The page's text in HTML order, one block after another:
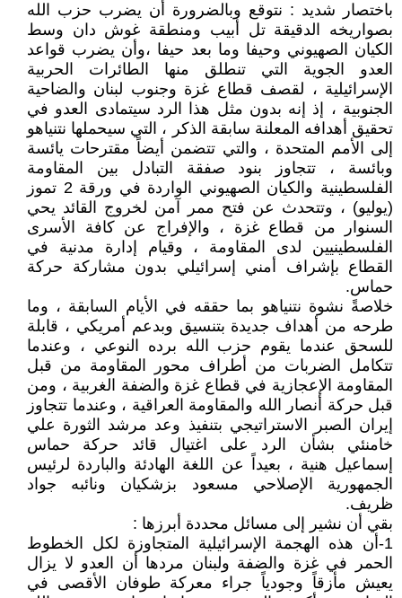
باختصار شديد : نتوقع وبالضرورة أن يضرب حزب الله
بصواريخه الدقيقة تل أبيب ومنطقة غوش دان وسط
الكيان الصهيوني وحيفا وما بعد حيفا ،وأن يضرب قواعد
العدو الجوية التي تنطلق منها الطائرات الحربية
الإسرائيلية ، لقصف قطاع غزة وجنوب لبنان والضاحية
الجنوبية ، إذ إنه بدون مثل هذا الرد سيتمادى العدو في
تحقيق أهدافه المعلنة سابقة الذكر ، التي سيحملها نتنياهو
إلى الأمم المتحدة ، والتي تتضمن أيضاً مقترحات يائسة
وبائسة ، تتجاوز بنود صفقة التبادل بين المقاومة
الفلسطينية والكيان الصهيوني الواردة في ورقة 2 تموز
(يوليو) ، وتتحدث عن فتح ممر آمن لخروج القائد يحي
السنوار من قطاع غزة ، والإفراج عن كافة الأسرى
الفلسطينيين لدى المقاومة ، وقيام إدارة مدنية في
القطاع بإشراف أمني إسرائيلي بدون مشاركة حركة
حماس.
خلاصةً نشوة نتنياهو بما حققه في الأيام السابقة ، وما
طرحه من أهداف جديدة بتنسيق وبدعم أمريكي ، قابلة
للسحق عندما يقوم حزب الله برده النوعي ، وعندما
تتكامل الضربات من أطراف محور المقاومة من قبل
المقاومة الإعجازية في قطاع غزة والضفة الغربية ، ومن
قبل حركة أنصار الله والمقاومة العراقية ، وعندما تتجاوز
إيران الصبر الاستراتيجي بتنفيذ وعد مرشد الثورة علي
خامنئي بشأن الرد على اغتيال قائد حركة حماس
إسماعيل هنية ، بعيداً عن اللغة الهادئة والباردة لرئيس
الجمهورية الإصلاحي مسعود بزشكيان ونائبه جواد
ظريف.
بقي أن نشير إلى مسائل محددة أبرزها :
1-أن هذه الهجمة الإسرائيلية المتجاوزة لكل الخطوط
الحمر في غزة والضفة ولبنان مردها أن العدو لا يزال
يعيش مأزقاً وجودياً جراء معركة طوفان الأقصى في